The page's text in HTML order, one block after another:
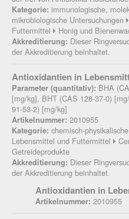
Kategorie: immunologische,
mikrobiologische Untersuchungen
Futtermittel
Honig und
Akkreditierung: Dieser
der Akkreditierung beinhaltet.
Antioxidantien in
Parameter (quantitativ): BHA
[mg/kg], BHT (CAS 128-37-0)
91-53-2) [mg/kg]
Artikelnummer: 2010955
Kategorie: chemisch-
Lebensmittel und Futtermittel
Getreideprodukte
Akkreditierung: Dieser
der Akkreditierung beinhaltet.
Antioxidantien in
Artikelnummer: 2010955